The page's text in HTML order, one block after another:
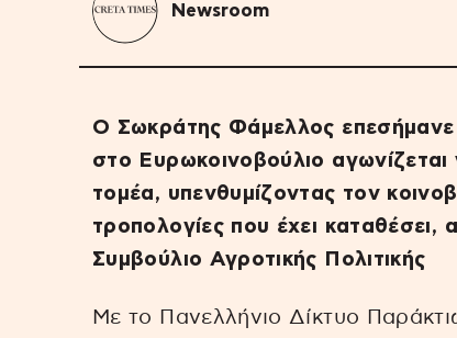
Newsroom
Ο Σωκράτης Φάμελλος
στο Ευρωκοινοβούλιο
τομέα, υπενθυμίζοντας τον
τροπολογίες που έχει καταθέσει,
Συμβούλιο Αγροτικής Πολιτικής
Mε το Πανελλήνιο Δίκτυο